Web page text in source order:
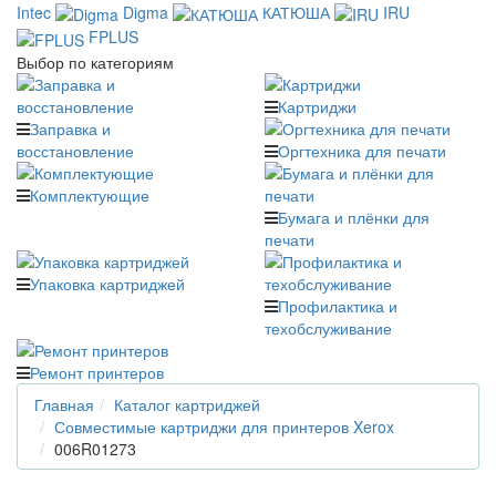
Intec
Digma КАТЮША
IRU
FPLUS
Выбор по категориям
Заправка и
восстановление
Картриджи
Оргтехника для печати
Комплектующие
Бумага и плёнки для
печати
Упаковка картриджей
Профилактика и
техобслуживание
Ремонт принтеров
Главная
Каталог картриджей
Совместимые картриджи для принтеров Xerox
006R01273